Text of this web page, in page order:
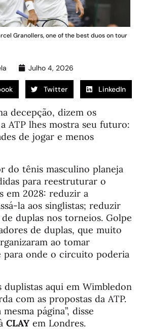
Granollers, one of the best duos on tour
Julho 4, 2026
Twitter LinkedIn
decepção, dizem os
ATP lhes mostra seu futuro:
de jogar e menos
do tênis masculino planeja
para reestruturar o
em 2028: reduzir a
la aos singlistas; reduzir
duplas nos torneios. Golpe
de duplas, que muito
ao tomar
para onde o circuito poderia
duplistas aqui em Wimbledon
com as propostas da ATP.
página”, disse
CLAY em Londres.